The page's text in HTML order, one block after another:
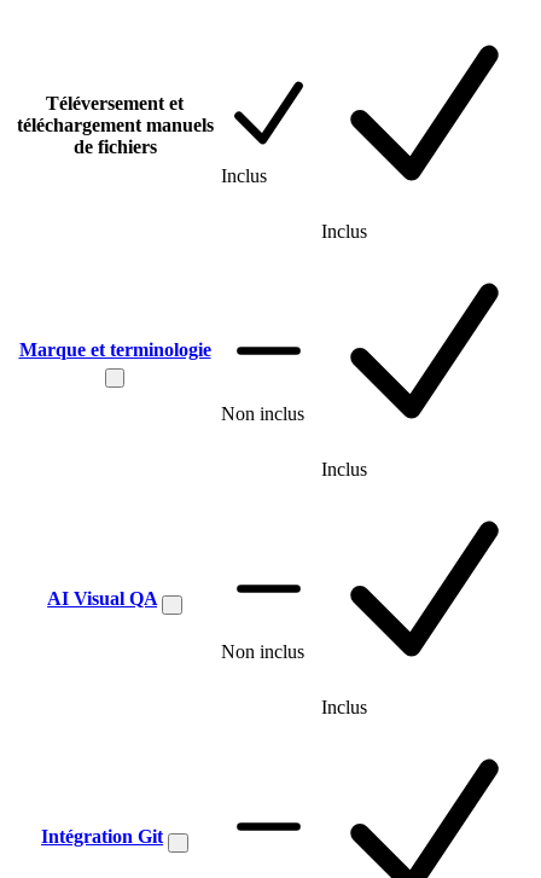
Téléversement et
téléchargement manuels
de fichiers
Inclus
Inclus
Marque et terminologie
Non inclus
Inclus
AI Visual QA
Non inclus
Inclus
Intégration Git